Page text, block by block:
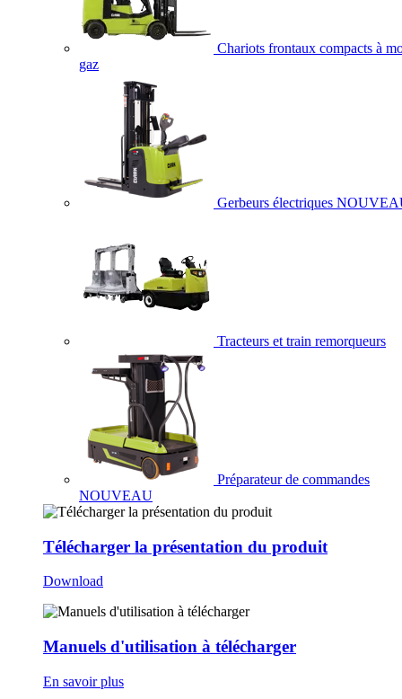
Chariots frontaux compacts à
gaz
Gerbeurs électriques
Tracteurs et train remorqueurs
Préparateur de commandes
NOUVEAU
Télécharger la présentation du produit
Download
Manuels d'utilisation à télécharger
En savoir plus